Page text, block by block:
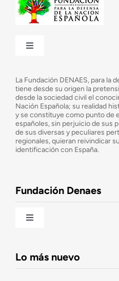
Toggle
¿Cuáles son nuestros
Consejo Asesor
La Fundación DENAES, para la
tiene desde su origen la
desde la sociedad civil el
Nación Española; su realidad
y se constituye como punto de
españoles, sin perjuicio de sus
de sus diversas y peculiares
regionales, quieran reivindicar
identificación con España.
Fundación Denaes
Toggle
Lo más nuevo